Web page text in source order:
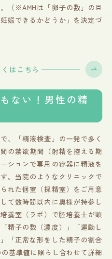
（※AMHは「卵子の数」の目
娠できるかどうか」を決定づ
はこちら
ない！男性の精
、「精液検査」の一発で多く
の禁欲期間（射精を控える期
ションで専用の容器に精液を
。当院のようなクリニックで
れた個室（採精室）をご用意
て数時間以内に奥様が持参し
養室（ラボ）で胚培養士が顕
精子の数（濃度）」「運動し
「正常な形をした精子の割合
基準値に照らし合わせて詳細